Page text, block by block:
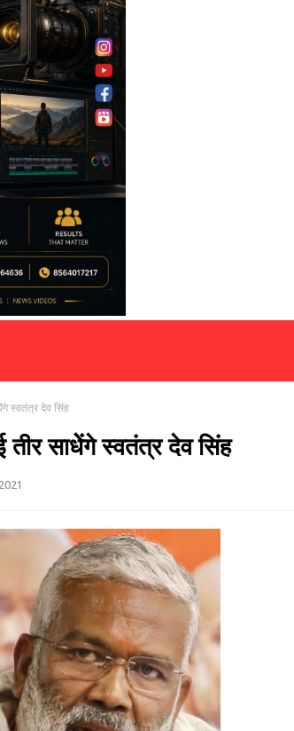
स्वतंत्र देव सिंह
साधेेंगे स्वतंत्र देव सिंह